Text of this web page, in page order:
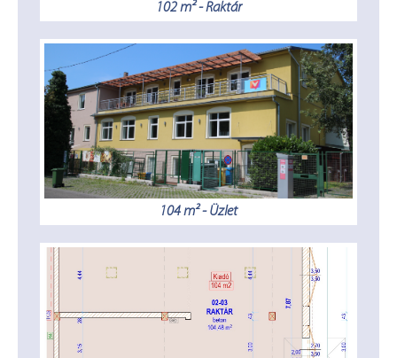
102 m² - Raktár
104 m² - Üzlet